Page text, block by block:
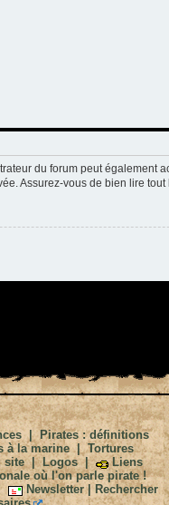
du forum peut
Assurez-vous de bien lire tout
|Pirates : définitions
à la marine|Tortures
site|Logos|
Liens
où l'on parle pirate !
Newsletter| Rechercher